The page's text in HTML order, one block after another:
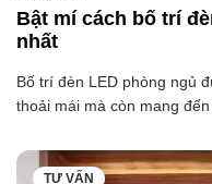
Bật mí cách bố trí
nhất
Bố trí đèn LED phòng ngủ
thoải mái mà còn mang đến
TƯ VẤN